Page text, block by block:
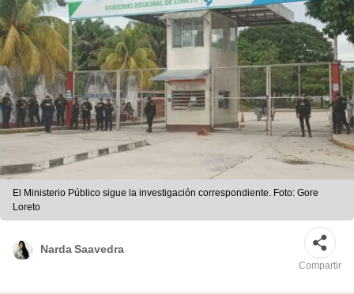
El Ministerio Público sigue la investigación correspondiente. Foto: Gore
Loreto
Narda Saavedra
Compartir